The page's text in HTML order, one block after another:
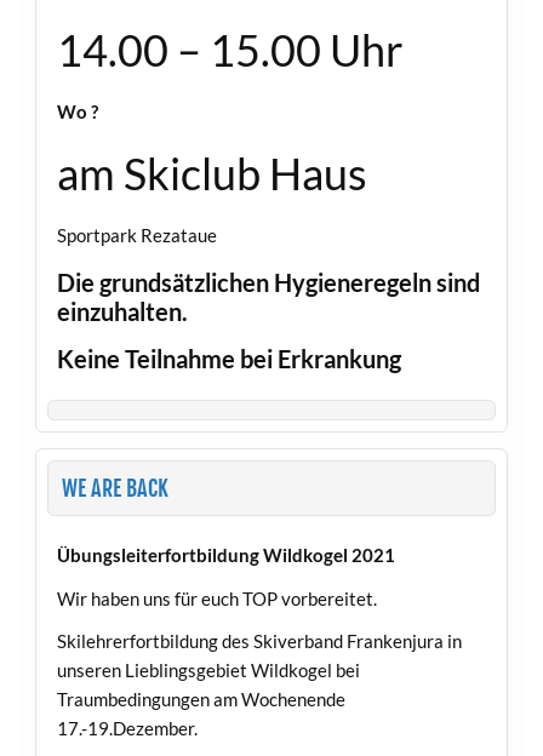
14.00 – 15.00 Uhr
Wo ?
am Skiclub Haus
Sportpark Rezataue
Die grundsätzlichen Hygieneregeln sind
einzuhalten.
Keine Teilnahme bei Erkrankung
WE ARE BACK
Übungsleiterfortbildung Wildkogel 2021
Wir haben uns für euch TOP vorbereitet.
Skilehrerfortbildung des Skiverband Frankenjura in
unseren Lieblingsgebiet Wildkogel bei
Traumbedingungen am Wochenende
17.-19.Dezember.